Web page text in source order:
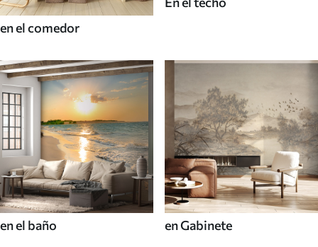
en el comedor
en el baño en Gabinete